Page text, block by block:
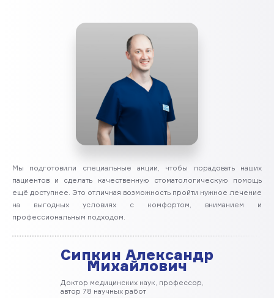
Мы подготовили специальные акции, чтобы порадовать наших
пациентов и сделать качественную стоматологическую помощь
ещё доступнее. Это отличная возможность пройти нужное лечение
на выгодных условиях с комфортом, вниманием и
профессиональным подходом.
Сипкин Александр
Михайлович
Доктор медицинских наук, профессор,
автор 78 научных работ